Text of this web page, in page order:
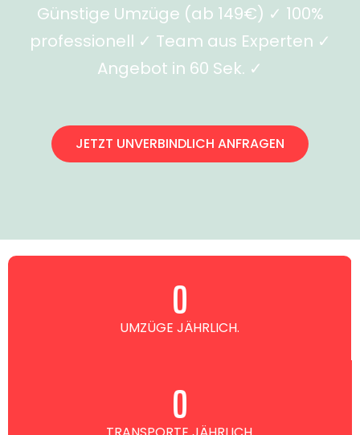
Günstige Umzüge (ab 149€) ✓ 100%
professionell ✓ Team aus Experten ✓
Angebot in 60 Sek. ✓
JETZT UNVERBINDLICH ANFRAGEN
UMZÜGE JÄHRLICH.
0
0